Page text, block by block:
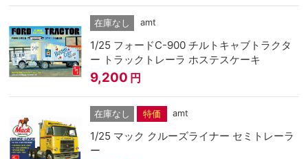
在庫なし amt
1/25 フォードC-900 チルトキャブトラクタ
ー トラックトレーラ ホステスケーキ
9,200 円
在庫なし 特価 amt
1/25 マック クルーズライナー セミトレーラ
ー